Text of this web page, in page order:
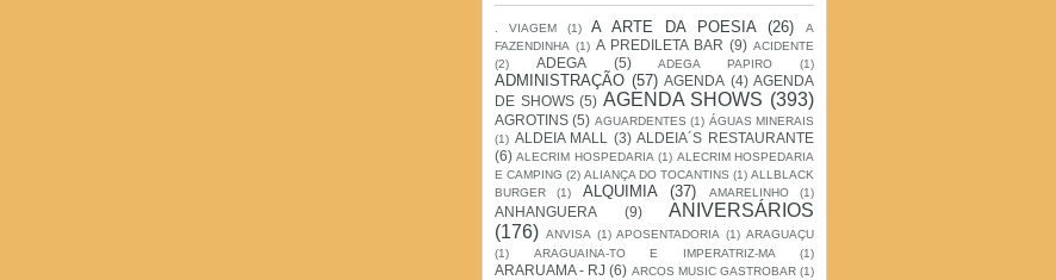
. VIAGEM (1) A ARTE DA POESIA (26)
A
FAZENDINHA (1) A PREDILETA BAR (9) ACIDENTE
(2)
ADEGA (5) ADEGA PAPIRO (1)
ADMINISTRAÇÃO (57) AGENDA (4) AGENDA
DE SHOWS (5) AGENDA SHOWS (393)
AGROTINS (5) AGUARDENTES (1) ÁGUAS MINERAIS
(1) ALDEIA MALL (3) ALDEIA´S RESTAURANTE
(6) ALECRIM HOSPEDARIA (1) ALECRIM HOSPEDARIA
E CAMPING (2) ALIANÇA DO TOCANTINS (1) ALLBLACK
BURGER
(1) ALQUIMIA (37) AMARELINHO (1)
ANHANGUERA (9)
ANIVERSÁRIOS
(176) ANVISA (1) APOSENTADORIA (1) ARAGUAÇU
(1)
ARAGUAINA-TO E IMPERATRIZ-MA (1)
ARARUAMA - RJ (6) ARCOS MUSIC GASTROBAR (1)